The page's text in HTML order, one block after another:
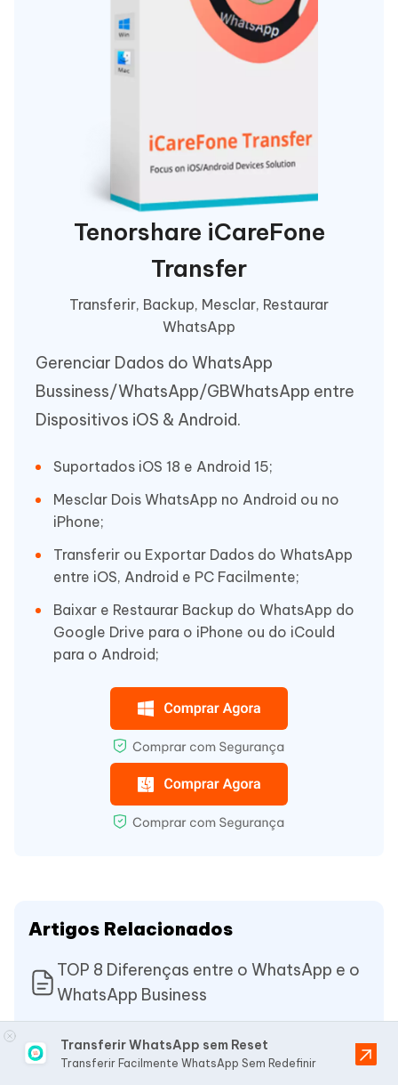
Tenorshare iCareFone
Transfer
Transferir, Backup, Mesclar, Restaurar
WhatsApp
Gerenciar Dados do WhatsApp
Bussiness/WhatsApp/GBWhatsApp entre
Dispositivos iOS & Android.
Suportados iOS 18 e Android 15;
Mesclar Dois WhatsApp no Android ou no
iPhone;
Transferir ou Exportar Dados do WhatsApp
entre iOS, Android e PC Facilmente;
Baixar e Restaurar Backup do WhatsApp do
Google Drive para o iPhone ou do iCould
para o Android;
Artigos Relacionados
TOP 8 Diferenças entre o WhatsApp e o
WhatsApp Business
para o iPhone 15? - WhatsApp
Transferir WhatsApp sem Reset
Transferir Facilmente WhatsApp Sem Redefinir